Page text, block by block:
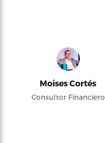
Moises Cortés
Consultor Financiero